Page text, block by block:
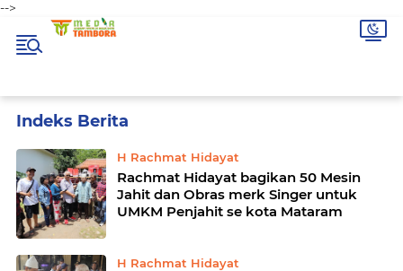
-->
H Rachmat Hidayat
Rachmat Hidayat bagikan 50 Mesin
Jahit dan Obras merk Singer untuk
UMKM Penjahit se kota Mataram
H Rachmat Hidayat